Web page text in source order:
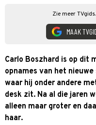
Zie meer
MAAK
Carlo Boszhard is op dit
opnames van het
waar hij onder andere
desk zit. Na al die jaren
alleen maar groter en
haar.